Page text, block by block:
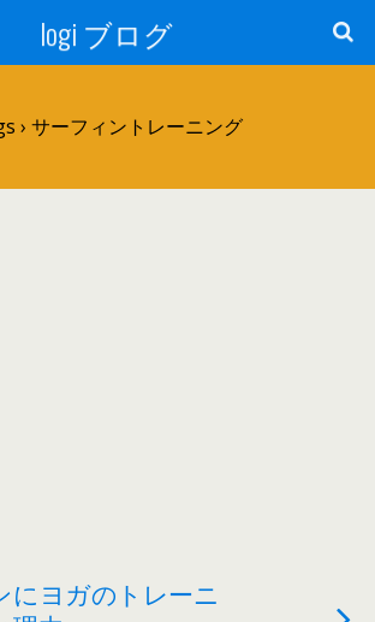
logi ブログ
› サーフィントレーニング
にヨガのトレーニ